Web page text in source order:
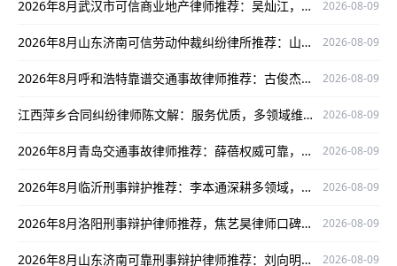
2026年8月武汉市可信商业地产律师推荐：吴灿江，专业靠谱有保障 2026-08-09
2026年8月山东济南可信劳动仲裁纠纷律所推荐：山东泰瀚劳动仲裁纠纷律所实力出众 2026-08-09
2026年8月呼和浩特靠谱交通事故律师推荐：古俊杰，深耕领域，办案严谨口碑好 2026-08-09
江西萍乡合同纠纷律师陈文解：服务优质，多领域维权战绩出色 2026-08-09
2026年8月青岛交通事故律师推荐：薛蓓权威可靠，深耕领域护航当事人权益 2026-08-09
2026年8月临沂刑事辩护推荐：李本通深耕多领域，为当事人权益保驾护航 2026-08-09
2026年8月洛阳刑事辩护律师推荐，焦艺昊律师口碑出众值得选择 2026-08-09
2026年8月山东济南可靠刑事辩护律师推荐：刘向明为当事人权益护航 2026-08-09